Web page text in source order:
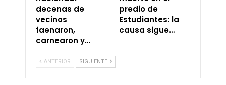
decenas de
vecinos
faenaron,
carnearon y…
predio de
Estudiantes: la
causa sigue…
ANTERIOR SIGUIENTE